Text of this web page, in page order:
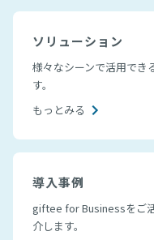
ソリューション
様々なシーンで活用でき
す。
もっとみる
導入事例
giftee for Businessをご
介します。